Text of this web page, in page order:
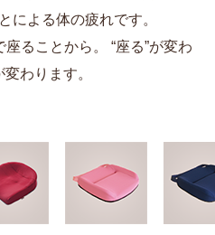
による体の疲れです。
ることから。 “座る”が変わ
わります。